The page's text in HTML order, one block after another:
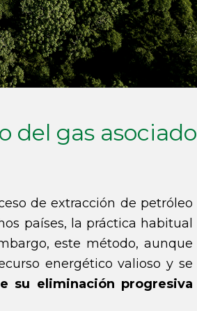
del gas asociado
de extracción de petróleo
países, la práctica habitual
este método, aunque
energético valioso y se
su eliminación progresiva